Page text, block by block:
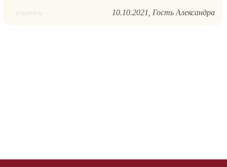
ответить 10.10.2021 Гость Александра